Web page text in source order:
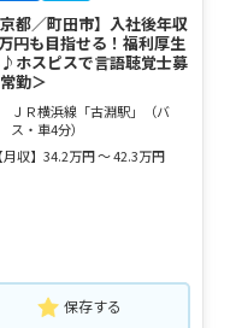
京都／町田市】入社後年収
円も目指せる！福利厚生
ホスピスで言語聴覚士募
勤＞
ＪＲ横浜線「古淵駅」（バ
ス・車4分）
月収】34.2万円 ～ 42.3万円
保存する